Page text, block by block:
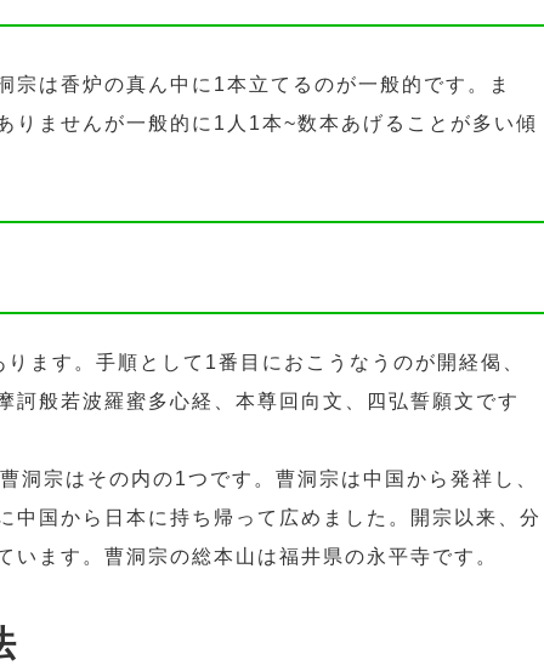
宗は香炉の真ん中に1本立てるのが一般的です。ま
りませんが一般的に1人1本~数本あげることが多い傾
ます。手順として1番目におこうなうのが開経偈、
訶般若波羅蜜多心経、本尊回向文、四弘誓願文です
洞宗はその内の1つです。曹洞宗は中国から発祥し、
中国から日本に持ち帰って広めました。開宗以来、分
います。曹洞宗の総本山は福井県の永平寺です。